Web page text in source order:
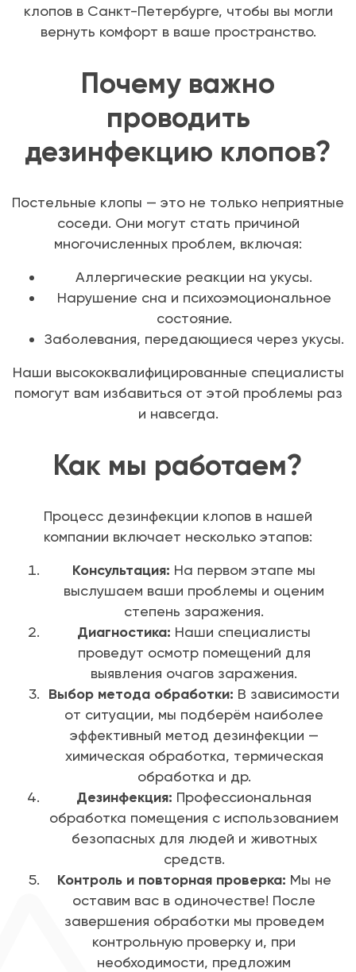
клопов в Санкт-Петербурге, чтобы вы могли
вернуть комфорт в ваше пространство.
Почему важно
проводить
дезинфекцию клопов?
Постельные клопы — это не только неприятные
соседи. Они могут стать причиной
многочисленных проблем, включая:
Аллергические реакции на укусы.
Нарушение сна и психоэмоциональное
состояние.
Заболевания, передающиеся через укусы.
Наши высококвалифицированные специалисты
помогут вам избавиться от этой проблемы раз
и навсегда.
Как мы работаем?
Процесс дезинфекции клопов в нашей
компании включает несколько этапов:
Консультация: На первом этапе мы
выслушаем ваши проблемы и оценим
степень заражения.
Диагностика: Наши специалисты
проведут осмотр помещений для
выявления очагов заражения.
Выбор метода обработки: В зависимости
от ситуации, мы подберём наиболее
эффективный метод дезинфекции —
химическая обработка, термическая
обработка и др.
Дезинфекция: Профессиональная
обработка помещения с использованием
безопасных для людей и животных
средств.
Контроль и повторная проверка: Мы не
оставим вас в одиночестве! После
завершения обработки мы проведем
контрольную проверку и, при
необходимости, предложим